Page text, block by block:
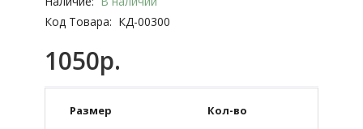
Код Товара: КД-00300
1050р.
Размер Кол-во